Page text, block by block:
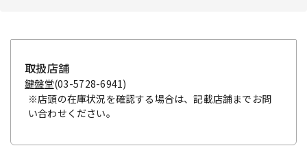
取扱店舗
鍵盤堂(03-5728-6941)
※店頭の在庫状況を確認する場合は、記載店舗までお問
い合わせください。